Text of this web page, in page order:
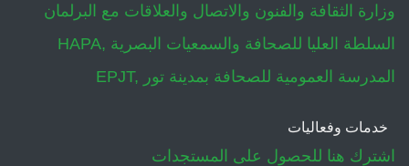
وزارة الثقافة والفنون والاتصال والعلاقات مع البرلمان
HAPA, السلطة العليا للصحافة والسمعيات البصرية
EPJT, المدرسة العمومية للصحافة بمدينة تور
خدمات وفعاليات
اشترك هنا للحصول على المستجدات